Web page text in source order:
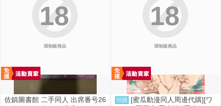
限制級商品
18
佐鎮圖書館 二手同人 出席番号26
限制級商品
18
預購 [蜜瓜動漫同人周邊代購][ワ